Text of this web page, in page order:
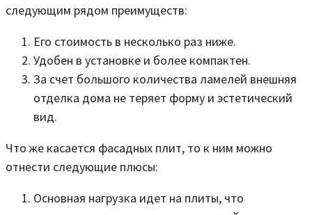
следующим рядом преимуществ:
Его стоимость в несколько раз ниже.
Удобен в установке и более компактен.
За счет большого количества ламелей внешняя
отделка дома не теряет форму и эстетический
вид.
Что же касается фасадных плит, то к ним можно
отнести следующие плюсы:
Основная нагрузка идет на плиты, что